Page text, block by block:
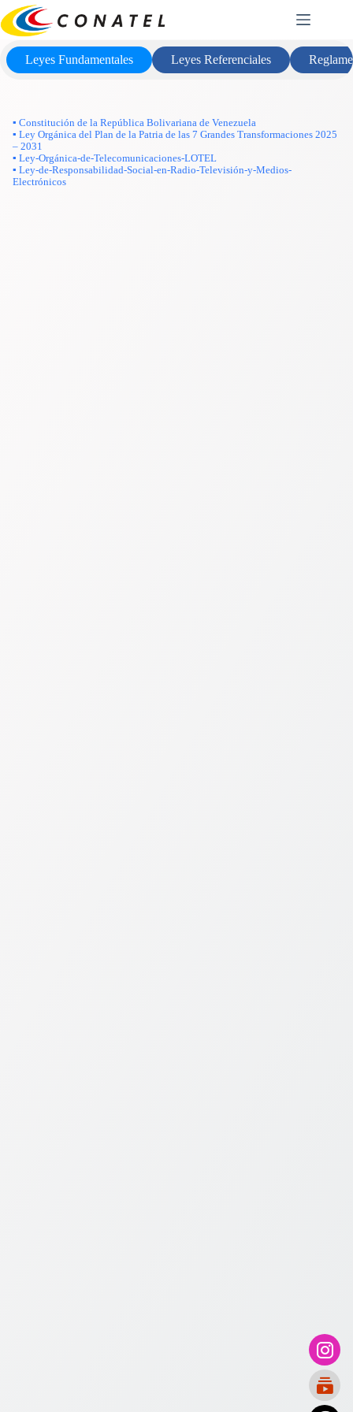
Saltar
al
contenido
Marco Legal
Leyes Fundamentales Leyes Referenciales
▪ Constitución de la República Bolivariana de Venezuela
▪ Ley Orgánica del Plan de la Patria de las 7 Grandes Transformaciones 2025
– 2031
▪ Ley-Orgánica-de-Telecomunicaciones-LOTEL
▪ Ley-de-Responsabilidad-Social-en-Radio-Televisión-y-Medios-
Electrónicos